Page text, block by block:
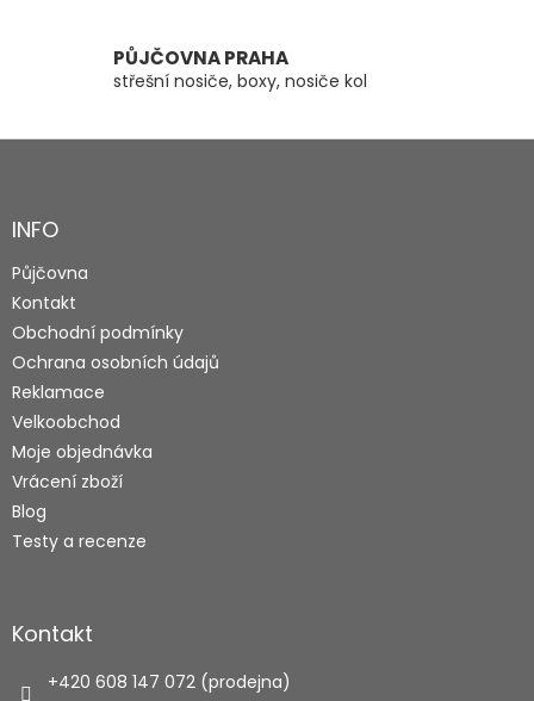
s
u
PŮJČOVNA PRAHA
střešní nosiče, boxy, nosiče kol
Z
aINFO
Půjčovna
Kontakt
Obchodní podmínky
Ochrana osobních údajů
Reklamace
Velkoobchod
Moje objednávka
Vrácení zboží
Blog
Testy a recenze
Kontakt
+420 608 147 072 (prodejna)